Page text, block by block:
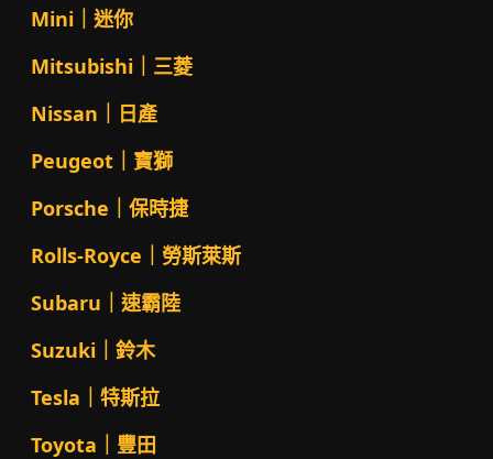
Mini｜迷你
Mitsubishi｜三菱
Nissan｜日產
Peugeot｜寶獅
Porsche｜保時捷
Rolls-Royce｜勞斯萊斯
Subaru｜速霸陸
Suzuki｜鈴木
Tesla｜特斯拉
Toyota｜豐田